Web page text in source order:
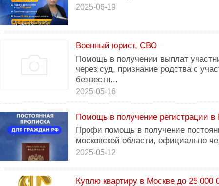
2025-06-19
Военный юрист, СВО
Помощь в получении выплат
через суд, признание родства с
безвестн...
2025-05-16
Помощь в получение регистрации
Профи помощь в получение
московской области, официально
2025-05-12
Куплю квартиру в Москве до 25 000